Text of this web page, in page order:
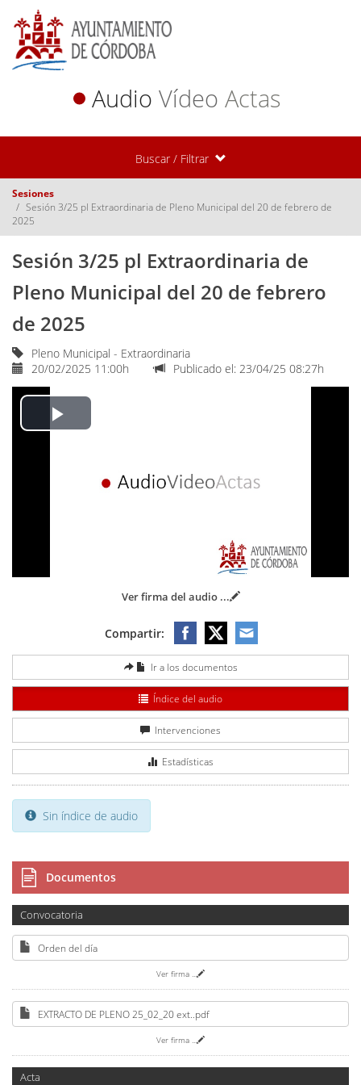
Audio Vídeo Actas
Buscar / Filtrar
Sesiones
Sesión 3/25 pl Extraordinaria de Pleno Municipal del 20 de febrero de
2025
Sesión 3/25 pl Extraordinaria de
Pleno Municipal del 20 de febrero
de 2025
Pleno Municipal - Extraordinaria
20/02/2025 11:00h
Publicado el: 23/04/25 08:27h
Play
Ver firma del audio ...
Compartir:
Ir a los documentos
Índice del audio
Intervenciones
Estadísticas
Sin índice de audio
Documentos
Convocatoria
Orden del día
Ver firma ...
EXTRACTO DE PLENO 25_02_20 ext..pdf
Ver firma ...
Acta